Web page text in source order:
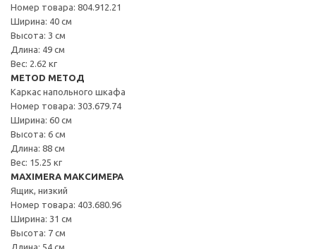
Номер товара: 804.912.21
Ширина: 40 см
Высота: 3 см
Длина: 49 см
Вес: 2.62 кг
METOD МЕТОД
Каркас напольного шкафа
Номер товара: 303.679.74
Ширина: 60 см
Высота: 6 см
Длина: 88 см
Вес: 15.25 кг
MAXIMERA МАКСИМЕРА
Ящик, низкий
Номер товара: 403.680.96
Ширина: 31 см
Высота: 7 см
Длина: 54 см